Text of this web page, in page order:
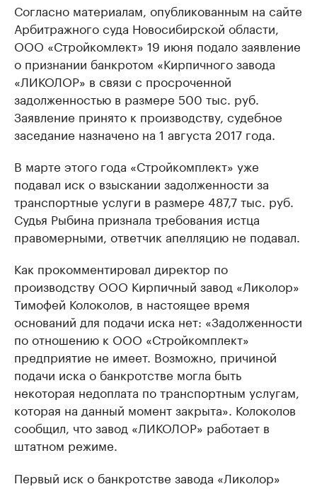
Согласно материалам, опубликованным на сайте
Арбитражного суда Новосибирской области,
ООО «Стройкомлект» 19 июня подало заявление
о признании банкротом «Кирпичного завода
«ЛИКОЛОР» в связи с просроченной
задолженностью в размере 500 тыс. руб.
Заявление принято к производству, судебное
заседание назначено на 1 августа 2017 года.
В марте этого года «Стройкомплект» уже
подавал иск о взыскании задолженности за
транспортные услуги в размере 487,7 тыс. руб.
Судья Рыбина признала требования истца
правомерными, ответчик апелляцию не подавал.
Как прокомментировал директор по
производству ООО Кирпичный завод «Ликолор»
Тимофей Колоколов, в настоящее время
оснований для подачи иска нет: «Задолженности
по отношению к ООО «Стройкомплект»
предприятие не имеет. Возможно, причиной
подачи иска о банкротстве могла быть
некоторая недоплата по транспортным услугам,
которая на данный момент закрыта». Колоколов
сообщил, что завод «ЛИКОЛОР» работает в
штатном режиме.
Первый иск о банкротстве завода «Ликолор»